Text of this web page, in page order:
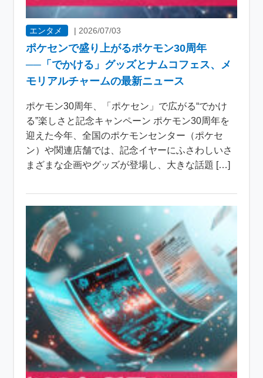
エンタメ | 2026/07/03
ポケセンで盛り上がるポケモン30周年
──「でかける」グッズとナムコフェス、メ
モリアルチャームの最新ニュース
ポケモン30周年、「ポケセン」で広がる“でかけ
る”楽しさと記念キャンペーン ポケモン30周年を
迎えた今年、全国のポケモンセンター（ポケセ
ン）や関連店舗では、記念イヤーにふさわしいさ
まざまな企画やグッズが登場し、大きな話題 […]